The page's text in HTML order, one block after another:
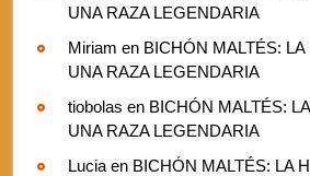
UNA RAZA LEGENDARIA
Miriam en BICHÓN MALTÉS: LA
UNA RAZA LEGENDARIA
tiobolas en BICHÓN MALTÉS:
UNA RAZA LEGENDARIA
Lucia en BICHÓN MALTÉS: LA